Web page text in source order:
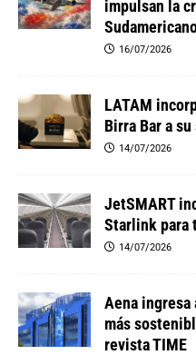
impulsan la
16/07/2026
LATAM
Birra Bar a
14/07/2026
JetSMART
Starlink para
14/07/2026
Aena ingresa
más
revista TIME